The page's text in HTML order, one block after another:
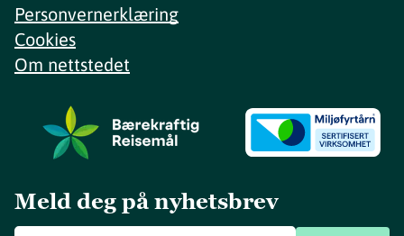
Personvernerklæring
Cookies
Om nettstedet
Meld deg på nyhetsbrev